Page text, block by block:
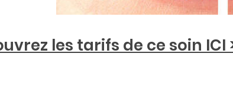
les tarifs de ce soin ICI